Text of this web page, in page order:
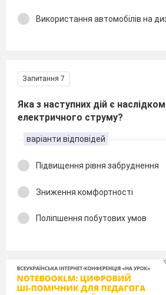
Використання автомобілів на
Запитання 7
Яка з наступних дій є
електричного струму?
варіанти відповідей
Підвищення рівня забруднення
Зниження комфортності
Поліпшення побутових умов